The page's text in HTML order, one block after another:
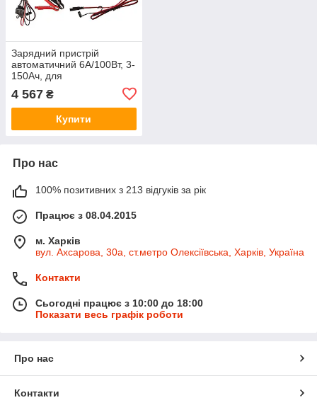
Зарядний пристрій
автоматичний 6А/100Вт, 3-
150Ач, для
акумуляторів 11-892 Neo
tools
4 567 ₴
Купити
Про нас
100% позитивних з 213 відгуків за рік
Працює з 08.04.2015
м. Харків
вул. Ахсарова, 30а, ст.метро Олексіївська, Харків, Україна
Контакти
Сьогодні працює з 10:00 до 18:00
Показати весь графік роботи
Про нас
Контакти